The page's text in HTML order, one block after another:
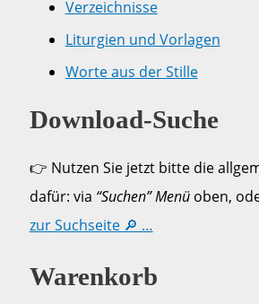
Verzeichnisse
Liturgien und Vorlagen
Worte aus der Stille
Download-Suche
👉 Nutzen Sie jetzt bitte die
dafür: via “Suchen” Menüoben,
zur Suchseite 🔎 …
Warenkorb